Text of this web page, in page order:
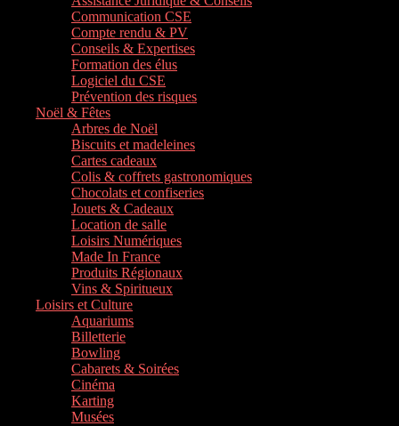
Communication CSE
Compte rendu & PV
Conseils & Expertises
Formation des élus
Logiciel du CSE
Prévention des risques
Noël & Fêtes
Arbres de Noël
Biscuits et madeleines
Cartes cadeaux
Colis & coffrets gastronomiques
Chocolats et confiseries
Jouets & Cadeaux
Location de salle
Loisirs Numériques
Made In France
Produits Régionaux
Vins & Spiritueux
Loisirs et Culture
Aquariums
Billetterie
Bowling
Cabarets & Soirées
Cinéma
Karting
Musées